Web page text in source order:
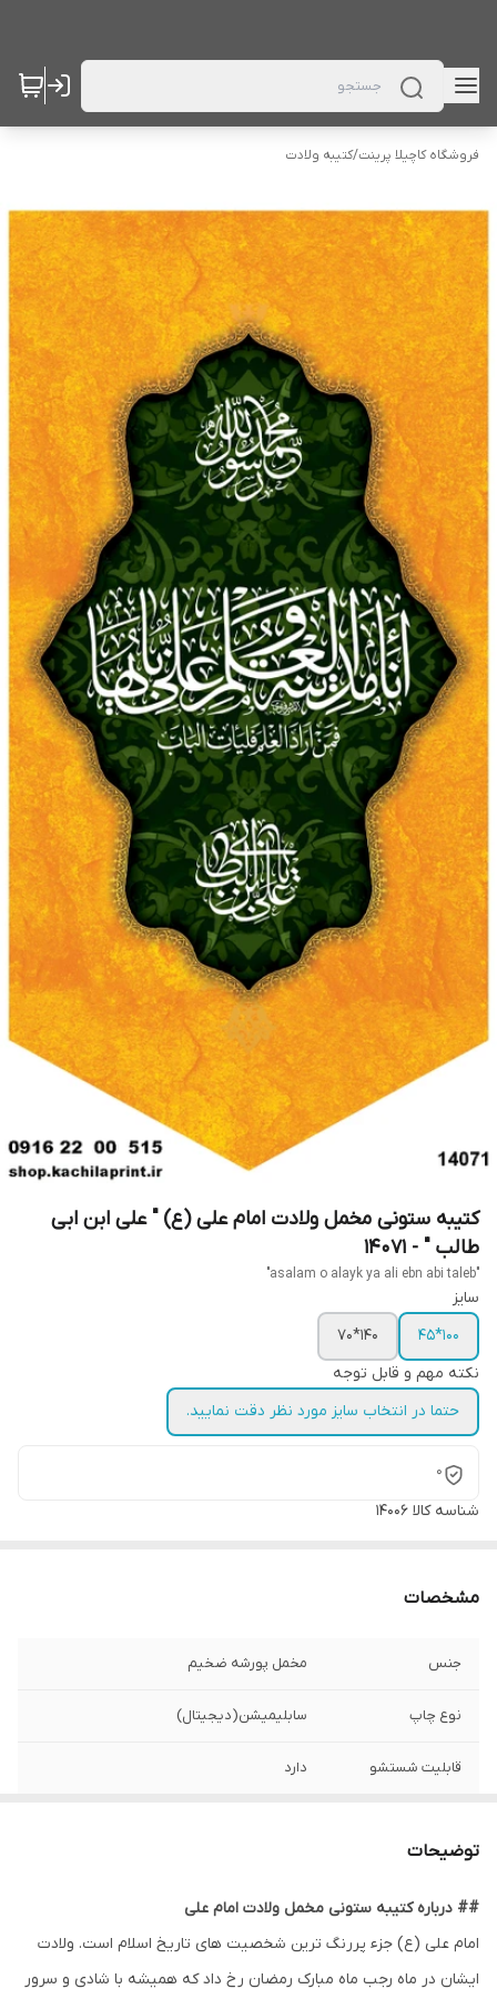
فروشگاه کاچیلا پرینت/کتیبه ولادت
کتیبه ستونی مخمل ولادت امام علی (ع) " علی ابن ابی
طالب " - 14071
"asalam o alayk ya ali ebn abi taleb"
سایز
100*45
140*70
نکته مهم و قابل توجه
حتما در انتخاب سایز مورد نظر دقت نمایید.
0
شناسه کالا 14006
مشخصات
جنس مخمل پورشه ضخیم
نوع چاپ سابلیمیشن(دیجیتال)
قابلیت شستشو دارد
کشور
توضیحات
## درباره کتیبه ستونی مخمل ولادت امام علی
امام علی (ع) جزء پررنگ ترین شخصیت های تاریخ اسلام است. ولادت
ایشان در ماه رجب ماه مبارک رمضان رخ داد که همیشه با شادی و سرور